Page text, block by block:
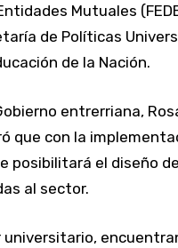
Mutuales
de Políticas
de la Nación.
entrerriana,
que con la
posibilitará el diseño
al sector.
universitario,